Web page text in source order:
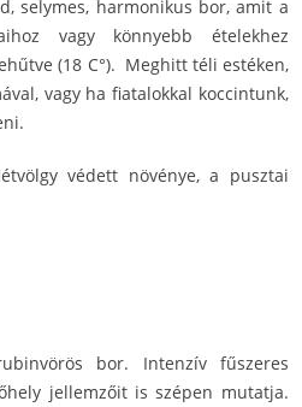
selymes, harmonikus bor, amit a
vagy könnyebb ételekhez
(18 C°). Meghitt téli estéken,
vagy ha fiatalokkal koccintunk,
védett növénye, a pusztai
bor. Intenzív fűszeres
jellemzőit is szépen mutatja.